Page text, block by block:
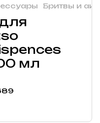
Бритвы и
мл